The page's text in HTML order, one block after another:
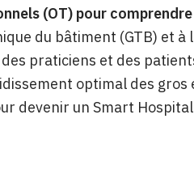
(OT) pour
du bâtiment (GTB) et à
praticiens et des
optimal des gros
devenir un Smart